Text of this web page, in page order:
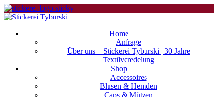
Home
Anfrage
Über uns – Stickerei Tyburski | 30 Jahre
Textilveredelung
Shop
Accessoires
Blusen & Hemden
Caps & Mützen